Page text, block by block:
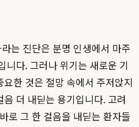
는 진단은 분명 인생에서 마주
니다. 그러나 위기는 새로운 기
한 것은 절망 속에서 주저앉지
더 내딛는 용기입니다. 고려
로 그 한 걸음을 내딛는 환자들